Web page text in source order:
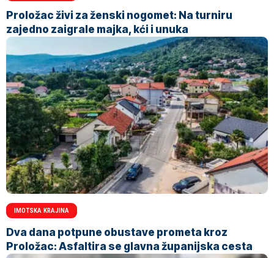
Proložac živi za ženski nogomet: Na turniru
zajedno zaigrale majka, kći i unuka
IMOTSKA KRAJINA
Dva dana potpune obustave prometa kroz
Proložac: Asfaltira se glavna županijska cesta